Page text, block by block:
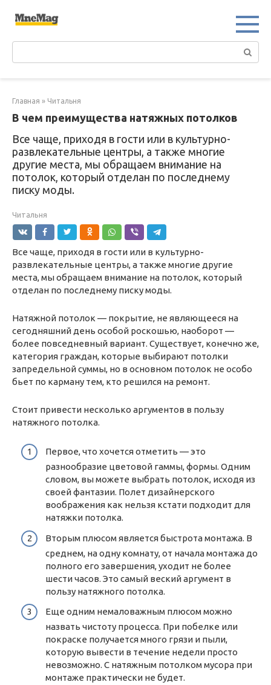
Главная » Читальня
В чем преимущества натяжных потолков
Все чаще, приходя в гости или в культурно-
развлекательные центры, а также многие
другие места, мы обращаем внимание на
потолок, который отделан по последнему
писку моды.
Читальня
Все чаще, приходя в гости или в культурно-
развлекательные центры, а также многие другие
места, мы обращаем внимание на потолок, который
отделан по последнему писку моды.
Натяжной потолок — покрытие, не являющееся на
сегодняшний день особой роскошью, наоборот —
более повседневный вариант. Существует, конечно же,
категория граждан, которые выбирают потолки
запредельной суммы, но в основном потолок не особо
бьет по карману тем, кто решился на ремонт.
Стоит привести несколько аргументов в пользу
натяжного потолка.
Первое, что хочется отметить — это
разнообразие цветовой гаммы, формы. Одним
словом, вы можете выбрать потолок, исходя из
своей фантазии. Полет дизайнерского
воображения как нельзя кстати подходит для
натяжки потолка.
Вторым плюсом является быстрота монтажа. В
среднем, на одну комнату, от начала монтажа до
полного его завершения, уходит не более
шести часов. Это самый веский аргумент в
пользу натяжного потолка.
Еще одним немаловажным плюсом можно
назвать чистоту процесса. При побелке или
покраске получается много грязи и пыли,
которую вывести в течение недели просто
невозможно. С натяжным потолком мусора при
монтаже практически не будет.